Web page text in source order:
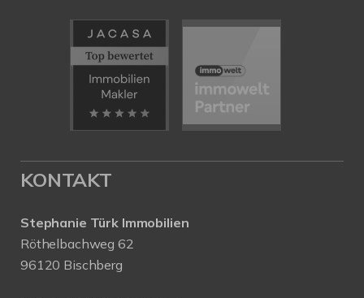
KONTAKT
Stephanie Türk Immobilien
Röthelbachweg 62
96120 Bischberg